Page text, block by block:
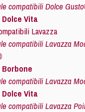
compatibili Dolce
Vita
Lavazza
compatibili Lavazza
compatibili Lavazza
Vita
compatibili Lavazza